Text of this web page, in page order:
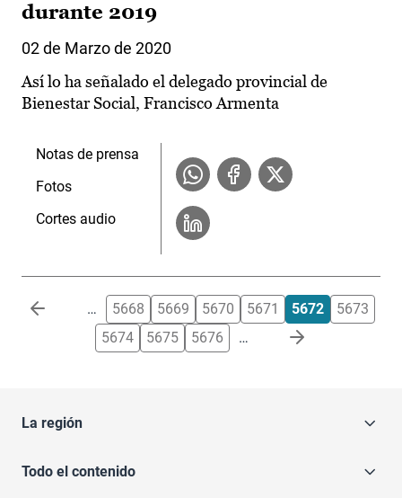
durante 2019
02 de Marzo de 2020
Así lo ha señalado el delegado provincial de
Bienestar Social, Francisco Armenta
Notas de prensa
Fotos
Cortes audio
Paginación … 5668 5669 5670 5671 5672
5673
5674
5675 5676 …
La región
Todo el contenido